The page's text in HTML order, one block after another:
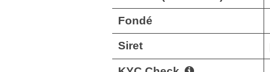
Fondé
Siret